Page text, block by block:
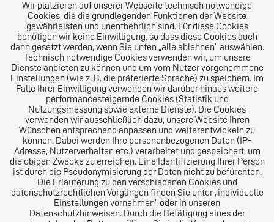
Über uns
Das Kanzlei-Vertrauensnetzwerk. Aus Europa für die
Welt. Für den erfolgreichen Mittelstand.
Folgen Sie uns auf
Das europäische Kanzlei-Netzwerk
Wir platzieren auf unserer Webseite technisch notwendige
Cookies, die die grundlegenden Funktionen der Website
gewährleisten und unentbehrlich sind. Für diese Cookies
benötigen wir keine Einwilligung, so dass diese Cookies auch
dann gesetzt werden, wenn Sie unten „alle ablehnen“ auswählen.
Technisch notwendige Cookies verwenden wir, um unsere
Dienste anbieten zu können und um vom Nutzer vorgenommene
Einstellungen (wie z. B. die präferierte Sprache) zu speichern. Im
Falle Ihrer Einwilligung verwenden wir darüber hinaus weitere
performancesteigernde Cookies (Statistik und
Nutzungsmessung sowie externe Dienste). Die Cookies
verwenden wir ausschließlich dazu, unsere Website Ihren
Wünschen entsprechend anpassen und weiterentwickeln zu
können. Dabei werden Ihre personenbezogenen Daten (IP-
Adresse, Nutzerverhalten etc.) verarbeitet und gespeichert, um
die obigen Zwecke zu erreichen. Eine Identifizierung Ihrer Person
ist durch die Pseudonymisierung der Daten nicht zu befürchten.
Die Erläuterung zu den verschiedenen Cookies und
datenschutzrechtlichen Vorgängen finden Sie unter „individuelle
Einstellungen vornehmen“ oder in unseren
Datenschutzhinweisen. Durch die Betätigung eines der